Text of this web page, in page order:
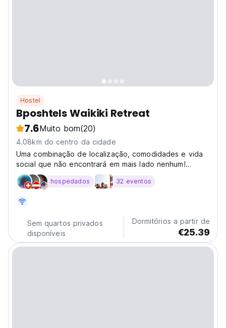
Hostel
Bposhtels Waikiki Retreat
7.6Muito bom(20)
4.08km do centro da cidade
Uma combinação de localização, comodidades e vida
social que não encontrará em mais lado nenhum!
Bposhtels Waikiki Honolulu Oahu est. Nov 2025. Do
nosso hostel em Waikiki, Havai, estamos apenas a 5
minutos de...
hospedados 32 eventos
Sem quartos privados
disponíveis
Dormitórios a partir de
€25.39